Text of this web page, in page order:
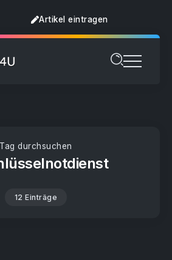
Artikel eintragen
Tag durchsuchen
12 Einträge